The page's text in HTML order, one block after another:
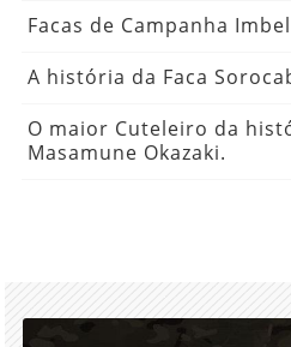
Facas de Campanha
A história da Faca
O maior Cuteleiro da
Masamune Okazaki.